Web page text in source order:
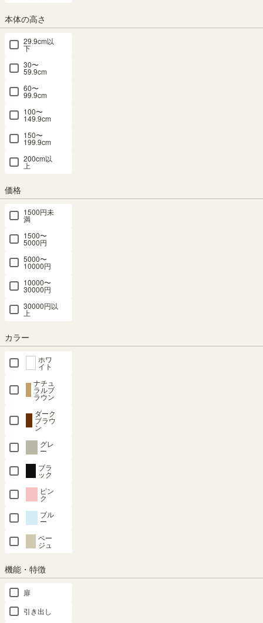
本体の高さ
29.9cm以
下
30〜
59.9cm
60〜
99.9cm
100〜
149.9cm
150〜
199.9cm
200cm以
上
価格
1500円未
満
1500〜
5000円
5000〜
10000円
10000〜
30000円
30000円以
上
カラー
ホワ
イト
ナチュ
ラルブ
ラウン
ダーク
ブラウ
ン
グレ
ー
ブラ
ック
ピン
ク
ブル
ー
ベー
ジュ
機能・特徴
扉
引き出し
SALE 8月20日15:00まで
メルマガ or LINE登録で5%OFFクーポン進呈中！
→登録はこちらから
送料個別
組立サービス
最短お届け予定日
〒
予定日:在庫がないため表示できません
※在庫状況、実際の詳細な住所により変動する場合があります。
※正確なお届け予定日はご注文手続き画面にてご確認ください。
申し訳ございません。ただいま在庫がございません。
次回の入荷日は